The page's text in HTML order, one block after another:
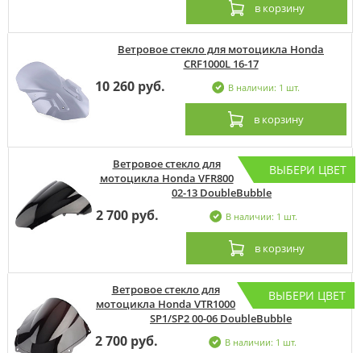
в корзину
Ветровое стекло для мотоцикла Honda
CRF1000L 16-17
10 260 руб. В наличии: 1 шт.
в корзину
ВЫБЕРИ ЦВЕТ
Ветровое стекло для
мотоцикла Honda VFR800
02-13 DoubleBubble
2 700 руб. В наличии: 1 шт.
в корзину
ВЫБЕРИ ЦВЕТ
Ветровое стекло для
мотоцикла Honda VTR1000
SP1/SP2 00-06 DoubleBubble
2 700 руб. В наличии: 1 шт.